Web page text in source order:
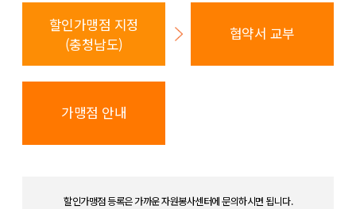
할인가맹점 지정
(충청남도)
협약서 교부
가맹점 안내
할인가맹점 등록은 가까운 자원봉사센터에 문의하시면 됩니다.